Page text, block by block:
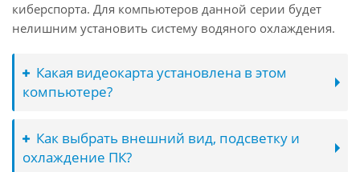
киберспорта. Для компьютеров данной серии будет
нелишним установить систему водяного охлаждения.
Какая видеокарта установлена в этом
компьютере?
Как выбрать внешний вид, подсветку и
охлаждение ПК?